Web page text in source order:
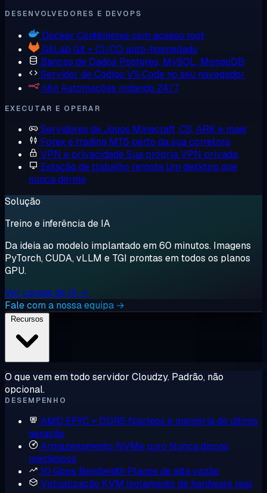
DESENVOLVEDORES E DEVOPS
Docker Contêineres com acesso root
GitLab Git + CI/CD auto-hospedado
Bancos de Dados Postgres, MySQL, MongoDB
Servidor de Código VS Code no seu navegador
n8n Automações rodando 24/7
EXECUTAR E OPERAR
Servidores de Jogos Minecraft, CS, ARK e mais
Forex e trading MT5 perto da sua corretora
VPN e privacidadeSua própria VPN privada
Estação de trabalho remota Um desktop que
nunca dorme
Solução
Treino e inferência de IA
Da ideia ao modelo implantado em 60 minutos. Imagens
PyTorch, CUDA, vLLM e TGI prontas em todos os planos
GPU.
Ver cargas de IA →
Fale com a nossa equipa →
O que vem em todo servidor Cloudzy. Padrão, não
opcional.
DESEMPENHO
AMD EPYC + DDR5 Núcleos e memória de última
geração
Armazenamento NVMe puro Nunca discos
mecânicos
10 Gbps Bandwidth Planos de alta vazão
Virtualização KVM Isolamento de hardware real